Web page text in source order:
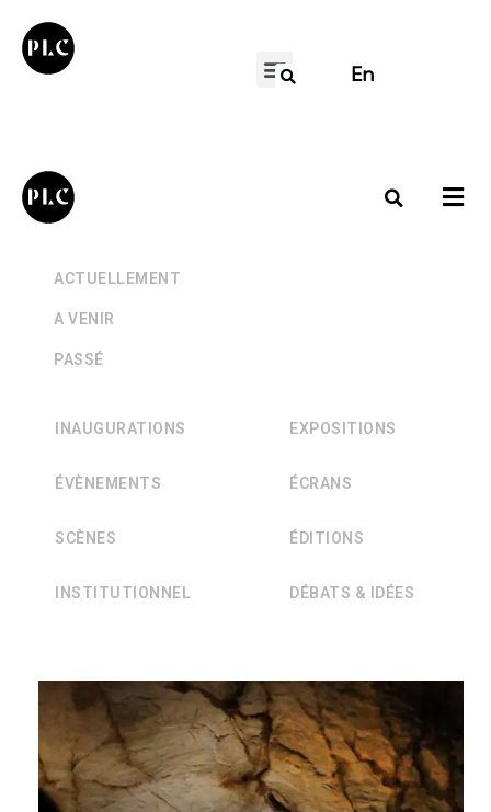
En
ACTUELLEMENT
A VENIR
PASSÉ
INAUGURATIONS EXPOSITIONS
ÉVÈNEMENTS ÉCRANS
SCÈNES ÉDITIONS
INSTITUTIONNEL DÉBATS & IDÉES